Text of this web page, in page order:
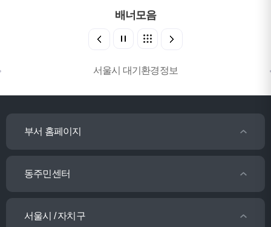
배너모음
서울시 대기환경정보
부서 홈페이지
동주민센터
서울시 / 자치구